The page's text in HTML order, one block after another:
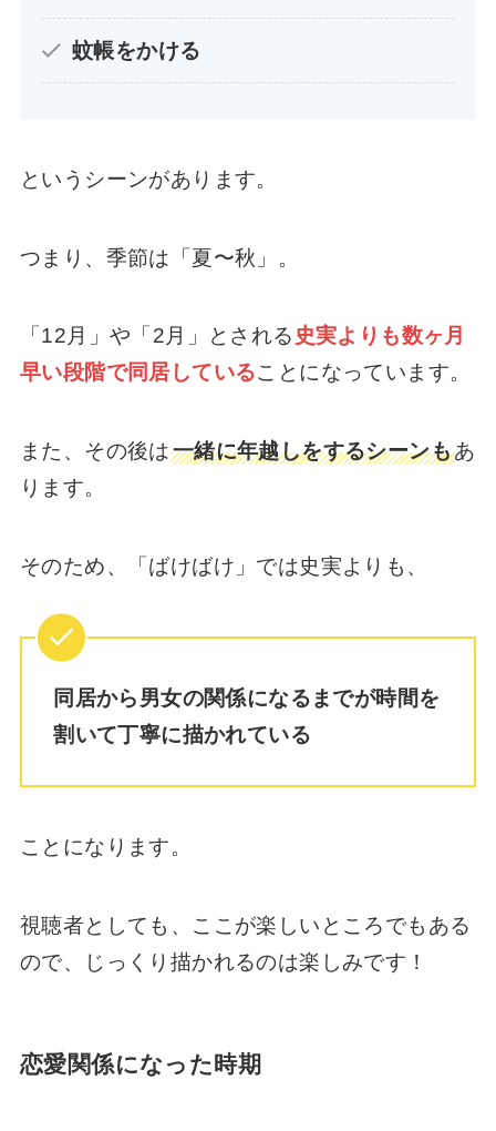
蚊帳をかける
というシーンがあります。
つまり、季節は「夏〜秋」。
「12月」や「2月」とされる 史実よりも数ヶ月
早い段階で同居していることになっています。
また、その後は一緒に年越しをするシーンもあ
ります。
そのため、「ばけばけ」では史実よりも、
同居から男女の関係になるまでが時間を
割いて丁寧に描かれている
ことになります。
視聴者としても、ここが楽しいところでもある
ので、じっくり描かれるのは楽しみです！
恋愛関係になった時期